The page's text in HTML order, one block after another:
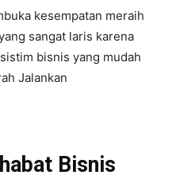
kesempatan meraih
sangat laris karena
bisnis yang mudah
Jalankan
Bisnis